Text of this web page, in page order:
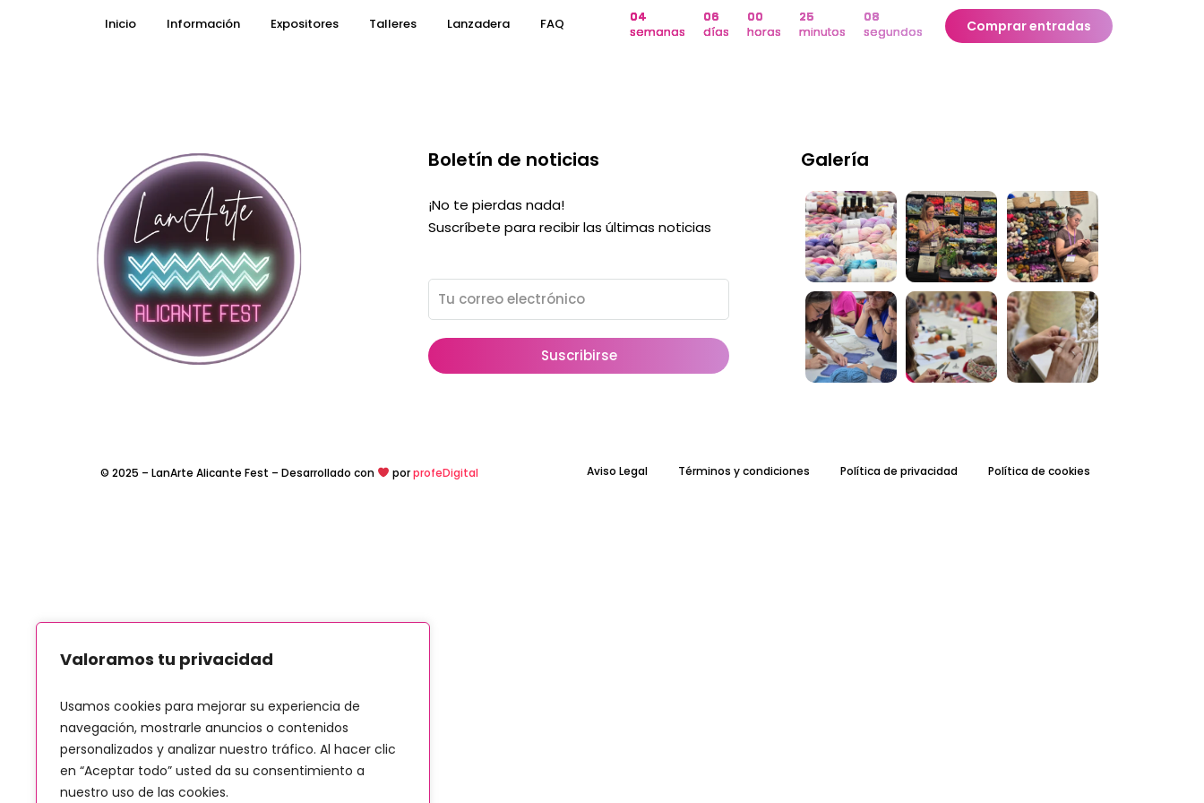
Valoramos tu privacidad
Usamos cookies para mejorar su experiencia de
navegación, mostrarle anuncios o contenidos
personalizados y analizar nuestro tráfico. Al hacer clic
en “Aceptar todo” usted da su consentimiento a
nuestro uso de las cookies.
Inicio Información Expositores Talleres Lanzadera FAQ
04
semanas
06
días
00
horas
25
minutos
08
segundos
Comprar entradas
Boletín de noticias
¡No te pierdas nada!
Suscríbete para recibir las últimas noticias
Galería
© 2025 – LanArte Alicante Fest – Desarrollado con porprofeDigital Aviso Legal Términos y condiciones Política de privacidad Política de cookies